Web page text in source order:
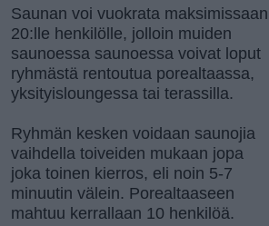
Saunan voi vuokrata maksimissaan
20:lle henkilölle, jolloin muiden
saunoessa saunoessa voivat loput
ryhmästä rentoutua porealtaassa,
yksityisloungessa tai terassilla.
Ryhmän kesken voidaan saunojia
vaihdella toiveiden mukaan jopa
joka toinen kierros, eli noin 5-7
minuutin välein. Porealtaaseen
mahtuu kerrallaan 10 henkilöä.